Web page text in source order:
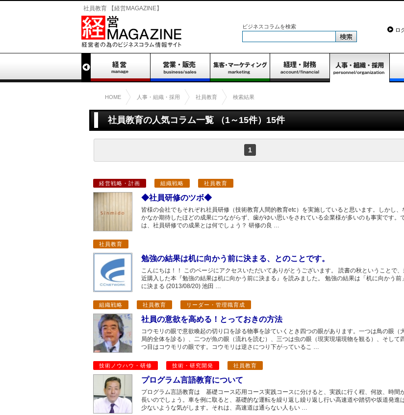
社員教育 【経営MAGAZINE】
ビジネスコラムを検索
ロ
HOME 人事・組織・採用 社員教育 検索結果
社員教育の人気コラム一覧 （1～15件）15件
1
経営戦略・計画 組織戦略 社員教育
◆社員研修のツボ◆
皆様の会社でもそれぞれ社員研修（技術教育人間的教育etc）を実施していると思います。しかし、
かなか期待したほどの成果につながらず、歯がゆい思いをされている企業様が多いのも事実です。
は、社員研修での成果とは何でしょう？ 研修の良 …
社員教育
勉強の結果は机に向かう前に決まる、とのことです。
こんにちは！！ このページにアクセスいただいてありがとうございます。 読書の秋ということで
近購入した本『勉強の結果は机に向かう前に決まる』を読みました。 勉強の結果は「机に向かう前」
に決まる (2013/08/20) 池田 …
組織戦略 社員教育 リーダー・管理職育成
社員の意欲を高める！とっておきの方法
コウモリの眼で意欲喚起の切り口を診る物事を診ていくとき四つの眼があります。一つは鳥の眼（
局的全体を診る）、二つが魚の眼（流れを読む）、三つは虫の眼（現実現場現物を観る）、そして
つ目はコウモリの眼です。コウモリは逆さにつり下がっているこ …
技術ノウハウ・研修 技術・研究開発 社員教育
プログラム言語教育について
プログラム言語教育は 基礎コース応用コース実践コースに分けると、実践に行く程、何故、時間
長いのでしょう。車を例に取ると、基礎的な運転を繰り返し繰り返し行い高速道や踏切や坂道発進
少ないような気がします。それは、高速道は通らない人もい …